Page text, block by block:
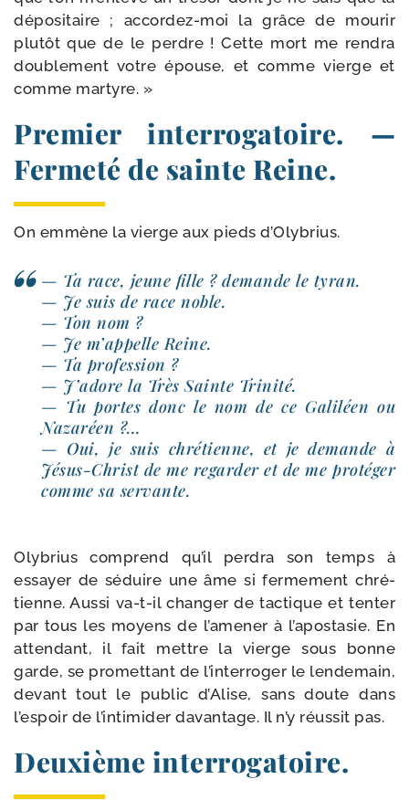
dépo­si­taire ; accordez-​moi la grâce de mou­rir
plu­tôt que de le perdre ! Cette mort me ren­dra
double­ment votre épouse, et comme vierge et
comme martyre. »
Premier interrogatoire. —
Fermeté de sainte Reine.
On emmène la vierge aux pieds d’Olybrius.
— Ta race, jeune fille ? demande le tyran.
— Je suis de race noble.
— Ton nom ?
— Je m’appelle Reine.
— Ta pro­fes­sion ?
— J’adore la Très Sainte Trinité.
— Tu portes donc le nom de ce Galiléen ou
Nazaréen ?…
— Oui, je suis chré­tienne, et je demande à
Jésus-​Christ de me regar­der et de me pro­té­ger
comme sa servante.
Olybrius com­prend qu’il per­dra son temps à
essayer de séduire une âme si fer­me­ment chré­
tienne. Aussi va-​t-​il chan­ger de tac­tique et ten­ter
par tous les moyens de l’amener à l’apostasie. En
atten­dant, il fait mettre la vierge sous bonne
garde, se pro­met­tant de l’interroger le len­de­main,
devant tout le public d’Alise, sans doute dans
l’espoir de l’intimider davan­tage. Il n’y réus­sit pas.
Deuxième interrogatoire.